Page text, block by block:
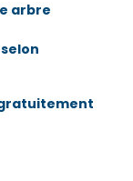
arbre